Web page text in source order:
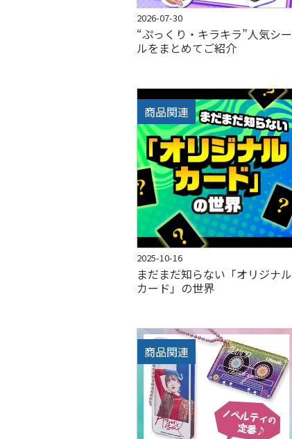
2026-07-30
“ぷっくり・キラキラ”人気シー
ルをまとめてご紹介
商品関連
2025-10-16
まだまだ知らない「オリジナル
カード」の世界
商品関連